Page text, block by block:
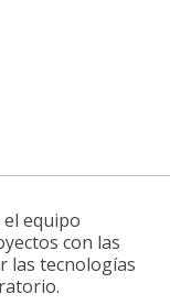
equipo
con las
las tecnologías